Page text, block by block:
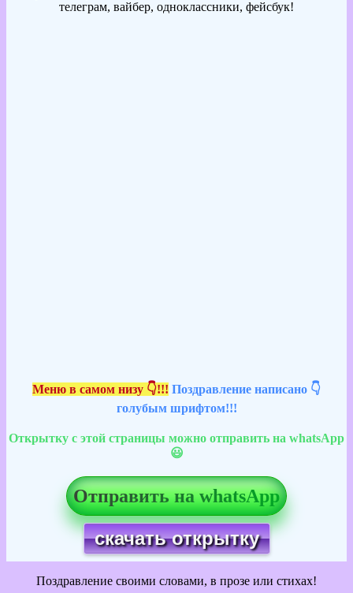
телеграм, вайбер, одноклассники, фейсбук!
Меню в самом низу 👇!!! Поздравление написано 👇
голубым шрифтом!!!
Открытку с этой страницы можно отправить на whatsApp
😃
Отправить на whatsApp
скачать открытку
Поздравление своими словами, в прозе или стихах!